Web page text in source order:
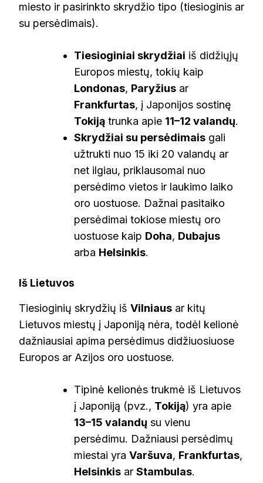
miesto ir pasirinkto skrydžio tipo (tiesioginis ar
su persėdimais).
Tiesioginiai skrydžiai iš didžiųjų
Europos miestų, tokių kaip
Londonas, Paryžius ar
Frankfurtas, į Japonijos sostinę
Tokiją trunka apie 11–12 valandų.
Skrydžiai su persėdimais gali
užtrukti nuo 15 iki 20 valandų ar
net ilgiau, priklausomai nuo
persėdimo vietos ir laukimo laiko
oro uostuose. Dažnai pasitaiko
persėdimai tokiose miestų oro
uostuose kaip Doha, Dubajus
arba Helsinkis.
Iš Lietuvos
Tiesioginių skrydžių iš Vilniaus ar kitų
Lietuvos miestų į Japoniją nėra, todėl kelionė
dažniausiai apima persėdimus didžiuosiuose
Europos ar Azijos oro uostuose.
Tipinė kelionės trukmė iš Lietuvos
į Japoniją (pvz., Tokiją) yra apie
13–15 valandų su vienu
persėdimu. Dažniausi persėdimų
miestai yra Varšuva, Frankfurtas,
Helsinkis ar Stambulas.